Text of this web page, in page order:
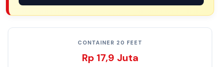
CONTAINER 20 FEET
Rp 17,9 Juta